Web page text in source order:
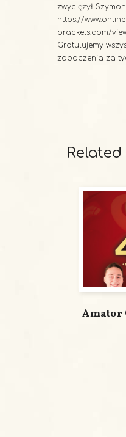
zwyciężył
https://
brackets.com/
Gratulujemy
zobaczenia za
Related
Amator